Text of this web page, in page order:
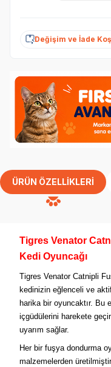
Değişim ve İade
ÜRÜN ÖZELLIKLERI
Tigres Venator
Kedi Oyuncağı
Tigres Venator Catnipli
kedinizin eğlenceli ve
harika bir oyuncaktır. Bu
içgüdülerini harekete
uyarım sağlar.
Her bir fuşya dondurma
malzemelerden